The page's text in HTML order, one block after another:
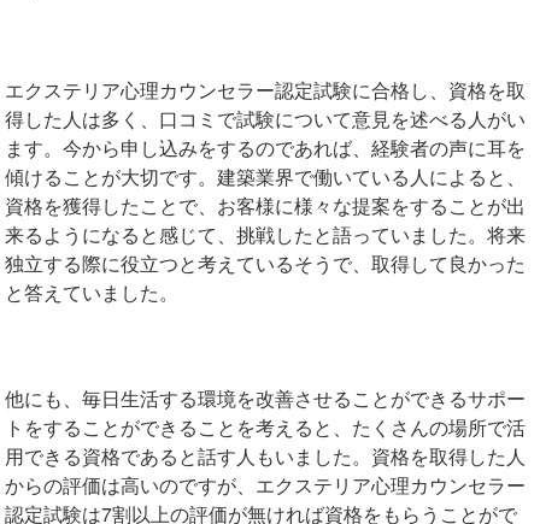
エクステリア心理カウンセラー認定試験に合格し、資格を取
得した人は多く、口コミで試験について意見を述べる人がい
ます。今から申し込みをするのであれば、経験者の声に耳を
傾けることが大切です。建築業界で働いている人によると、
資格を獲得したことで、お客様に様々な提案をすることが出
来るようになると感じて、挑戦したと語っていました。将来
独立する際に役立つと考えているそうで、取得して良かった
と答えていました。
他にも、毎日生活する環境を改善させることができるサポー
トをすることができることを考えると、たくさんの場所で活
用できる資格であると話す人もいました。資格を取得した人
からの評価は高いのですが、エクステリア心理カウンセラー
認定試験は7割以上の評価が無ければ資格をもらうことがで